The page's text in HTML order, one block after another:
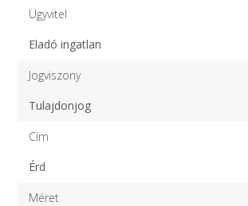
Ügyvitel
Eladó ingatlan
Jogviszony
Tulajdonjog
Cím
Érd
Méret